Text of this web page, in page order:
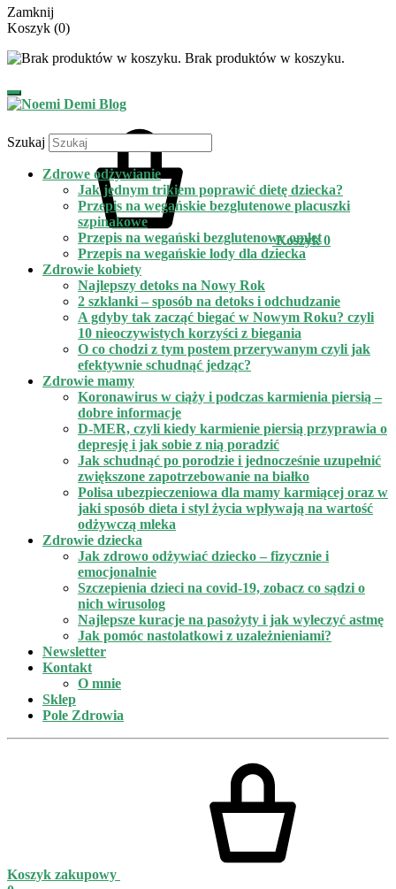
Zamknij
Koszyk (0)
Brak produktów w koszyku.
Koszyk 0
Szukaj
Zdrowe odżywianie
Jak jednym trikiem poprawić dietę dziecka?
Przepis na wegańskie bezglutenowe placuszki
szpinakowe
Przepis na wegański bezglutenowy omlet
Przepis na wegańskie lody dla dziecka
Zdrowie kobiety
Najlepszy detoks na Nowy Rok
2 szklanki – sposób na detoks i odchudzanie
A gdyby tak zacząć biegać w Nowym Roku? czyli
10 nieoczywistych korzyści z biegania
O co chodzi z tym postem przerywanym czyli jak
efektywnie schudnąć jedząc?
Zdrowie mamy
Koronawirus w ciąży i podczas karmienia piersią –
dobre informacje
D-MER, czyli kiedy karmienie piersią przyprawia o
depresję i jak sobie z nią poradzić
Jak schudnąć po porodzie i jednocześnie uzupełnić
zwiększone zapotrzebowanie na białko
Polisa ubezpieczeniowa dla mamy karmiącej oraz w
jaki sposób dieta i styl życia wpływają na wartość
odżywczą mleka
Zdrowie dziecka
Jak zdrowo odżywiać dziecko – fizycznie i
emocjonalnie
Szczepienia dzieci na covid-19, zobacz co sądzi o
nich wirusolog
Najlepsze kuracje na pasożyty i jak wyleczyć astmę
Jak pomóc nastolatkowi z uzależnieniami?
Newsletter
Kontakt
O mnie
Sklep
Pole Zdrowia
Koszyk zakupowy